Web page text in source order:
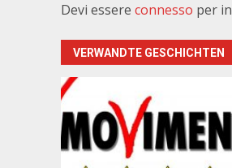
Devi essere connesso per
VERWANDTE GESCHICHTEN